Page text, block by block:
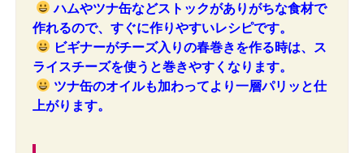
ハムやツナ缶などストックがありがちな食材で
作れるので、すぐに作りやすいレシピです。
ビギナーがチーズ入りの春巻きを作る時は、ス
ライスチーズを使うと巻きやすくなります。
ツナ缶のオイルも加わってより一層パリッと仕
上がります。